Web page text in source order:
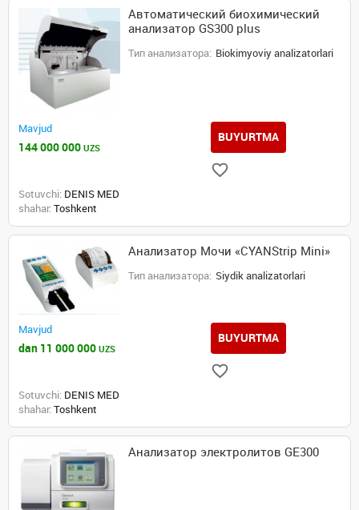
Автоматический биохимический
анализатор GS300 plus
Тип анализатора: Biokimyoviy analizatorlari
Mavjud
144 000 000 UZS
BUYURTMA
Sotuvchi: DENIS MED
shahar: Toshkent
Анализатор Мочи «CYANStrip Mini»
Тип анализатора: Siydik analizatorlari
Mavjud
dan 11 000 000 UZS
BUYURTMA
Sotuvchi: DENIS MED
shahar: Toshkent
Анализатор электролитов GE300